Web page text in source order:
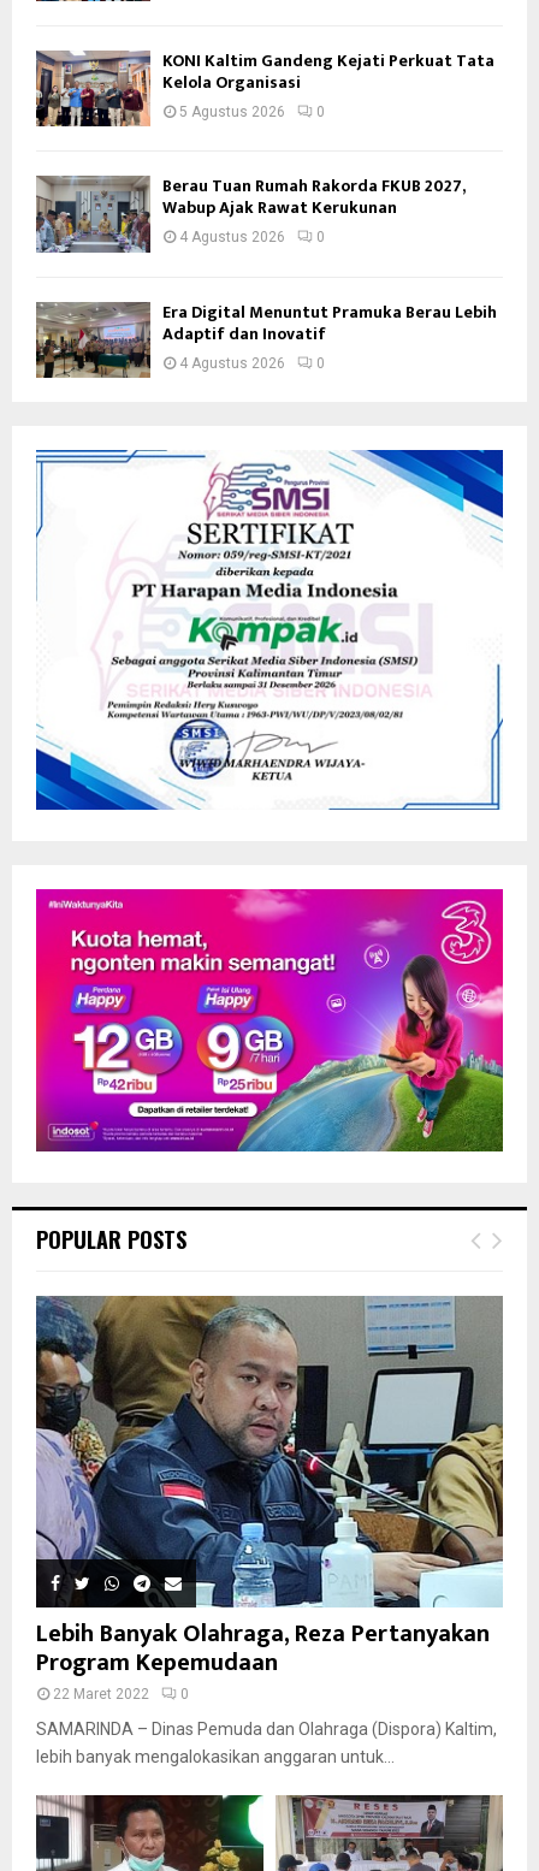
KONI Kaltim Gandeng Kejati Perkuat Tata
Kelola Organisasi
5 Agustus 2026 0
Berau Tuan Rumah Rakorda FKUB 2027,
Wabup Ajak Rawat Kerukunan
4 Agustus 2026 0
Era Digital Menuntut Pramuka Berau Lebih
Adaptif dan Inovatif
4 Agustus 2026 0
POPULAR POSTS
Lebih Banyak Olahraga, Reza Pertanyakan
Program Kepemudaan
22 Maret 2022 0
SAMARINDA – Dinas Pemuda dan Olahraga (Dispora) Kaltim,
lebih banyak mengalokasikan anggaran untuk...